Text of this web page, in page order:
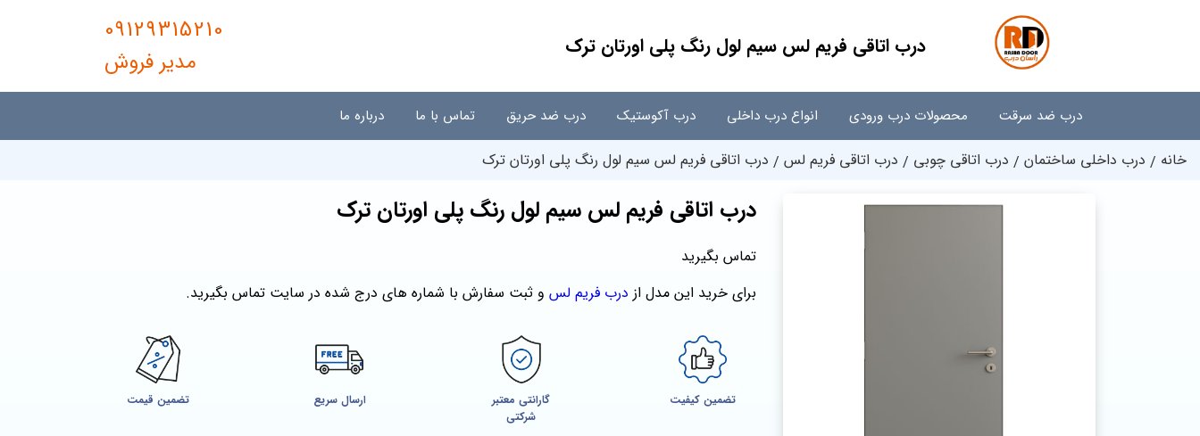
درب اتاقی فریم لس سیم لول رنگ پلی اورتان ترک
09129315210
مدیر فروش
درب ضد سرقت محصولات درب ورودی انواع درب داخلی درب آکوستیک درب ضد حریق تماس با ما درباره ما
خانه درب داخلی ساختمان درب اتاقی چوبی درب اتاقی فریم لس درب اتاقی فریم لس سیم لول رنگ پلی اورتان ترک
درب اتاقی فریم لس سیم لول رنگ پلی اورتان ترک
تماس بگیرید
برای خرید این مدل از درب فریم لس و ثبت سفارش با شماره‌ های درج شده در سایت تماس بگیرید.
تضمین کیفیت
گارانتی معتبر
شرکتی
ارسال سریع تضمین قیمت